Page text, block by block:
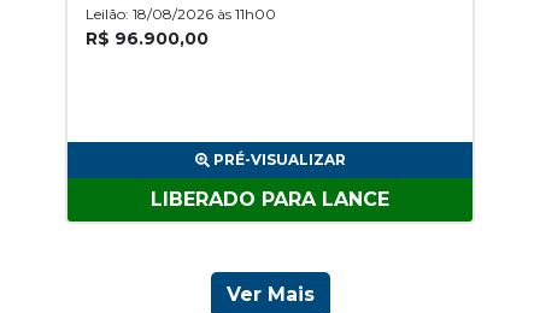
Leilão: 18/08/2026 às 11h00
R$ 96.900,00
PRÉ-VISUALIZAR
LIBERADO PARA LANCE
Ver Mais